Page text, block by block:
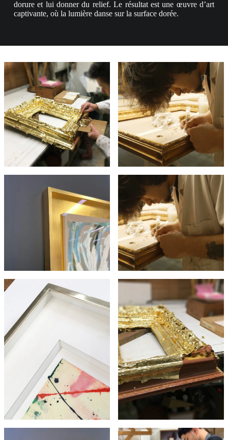
dorure et lui donner du relief. Le résultat est une œuvre d’art
captivante, où la lumière danse sur la surface dorée.